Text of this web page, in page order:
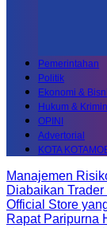
Pemerintahan
Politik
Ekonomi &
Hukum &
OPINI
Advertorial
KOTA
Manajemen
Diabaikan Trader
Official Store
Rapat Paripurna